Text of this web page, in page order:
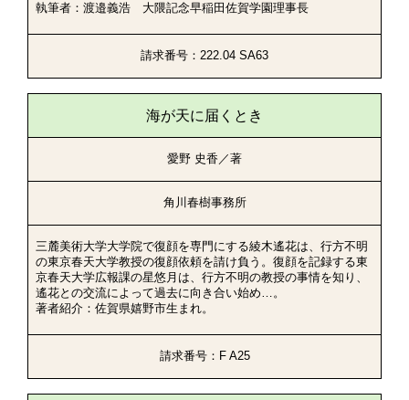
執筆者：渡邉義浩 大隈記念早稲田佐賀学園理事長
請求番号：222.04 SA63
海が天に届くとき
愛野 史香／著
角川春樹事務所
三麓美術大学大学院で復顔を専門にする綾木遙花は、行方不明
の東京春天大学教授の復顔依頼を請け負う。復顔を記録する東
京春天大学広報課の星悠月は、行方不明の教授の事情を知り、
遙花との交流によって過去に向き合い始め…。
著者紹介：佐賀県嬉野市生まれ。
請求番号：F A25